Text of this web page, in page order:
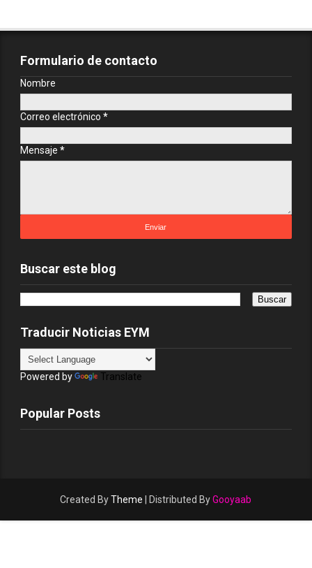
Formulario de contacto
Nombre
Correo electrónico *
Mensaje *
Buscar este blog
Traducir Noticias EYM
Powered by Translate
Popular Posts
Created ByTheme | Distributed ByGooyaab